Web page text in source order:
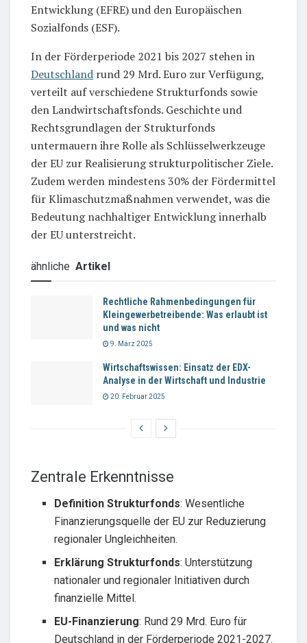
Entwicklung (EFRE) und den Europäischen
Sozialfonds (ESF).
In der Förderperiode 2021 bis 2027 stehen in
Deutschland rund 29 Mrd. Euro zur Verfügung,
verteilt auf verschiedene Strukturfonds sowie
den Landwirtschaftsfonds. Geschichte und
Rechtsgrundlagen der Strukturfonds
untermauern ihre Rolle als Schlüsselwerkzeuge
der EU zur Realisierung strukturpolitischer Ziele.
Zudem werden mindestens 30% der Fördermittel
für Klimaschutzmaßnahmen verwendet, was die
Bedeutung nachhaltiger Entwicklung innerhalb
der EU unterstreicht.
ähnliche Artikel
Rechtliche Rahmenbedingungen für
Kleingewerbetreibende: Was erlaubt ist
und was nicht
9. März 2025
Wirtschaftswissen: Einsatz der EDX-
Analyse in der Wirtschaft und Industrie
20. Februar 2025
Zentrale Erkenntnisse
Definition Strukturfonds: Wesentliche
Finanzierungsquelle der EU zur Reduzierung
regionaler Ungleichheiten.
Erklärung Strukturfonds: Unterstützung
nationaler und regionaler Initiativen durch
finanzielle Mittel.
EU-Finanzierung: Rund 29 Mrd. Euro für
Deutschland in der Förderperiode 2021-2027.